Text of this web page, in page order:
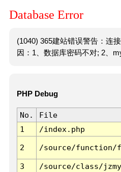
Database Error
(1040) 365建站错误警告：连
因：1、数据库密码不对; 2、
PHP Debug
No. File
1
/index.php
2 /source/function/
3 /source/class/